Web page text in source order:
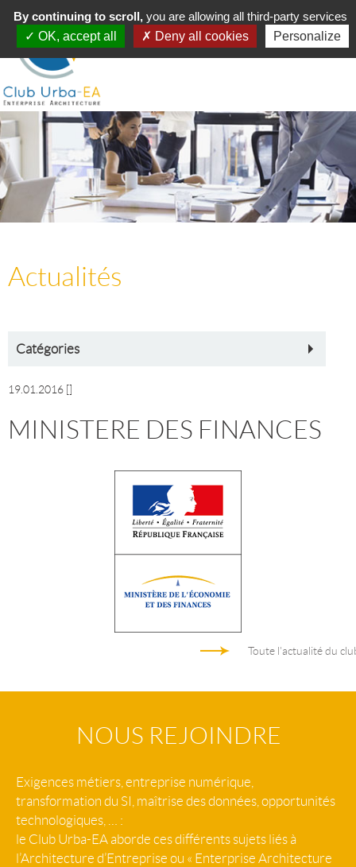
Toggle
navigation
MENU
Actualités
Catégories
19.01.2016
MINISTERE DES FINANCES
Toute l'actualité du
NOUS REJOINDRE
Exigences métiers, entreprise numérique,
transformation du SI, maîtrise des données, opportunités
technologiques, … :
le Club Urba-EA aborde ces différents sujets liés à
l’Architecture d’Entreprise ou « Enterprise Architecture
By continuing to scroll,you are allowing all third-party services
OK, accept all
Deny all cookies Personalize